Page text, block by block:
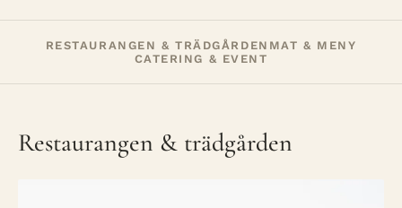
RESTAURANGEN & TRÄDGÅRDEN MAT & MENY
CATERING & EVENT
Restaurangen & trädgården